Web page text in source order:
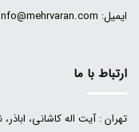
ایمیل: info@mehrvaran.com
ارتباط با ما